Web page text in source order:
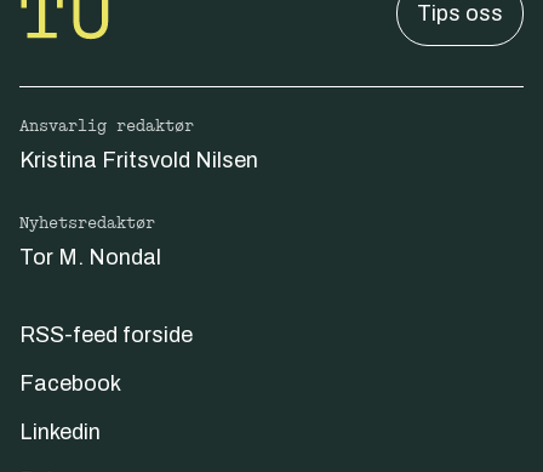
Tips oss
Ansvarlig redaktør
Kristina Fritsvold Nilsen
Nyhetsredaktør
Tor M. Nondal
RSS-feed forside
Facebook
Linkedin